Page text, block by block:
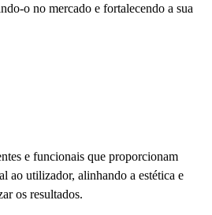
o no mercado e fortalecendo a sua
e funcionais que proporcionam
ao utilizador, alinhando a estética e
os resultados.